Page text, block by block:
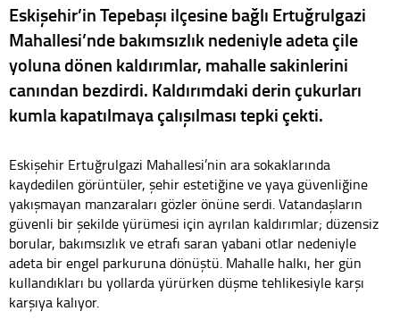
Eskişehir’in Tepebaşı ilçesine bağlı Ertuğrulgazi
Mahallesi’nde bakımsızlık nedeniyle adeta çile
yoluna dönen kaldırımlar, mahalle sakinlerini
canından bezdirdi. Kaldırımdaki derin çukurları
kumla kapatılmaya çalışılması tepki çekti.
Eskişehir Ertuğrulgazi Mahallesi’nin ara sokaklarında
kaydedilen görüntüler, şehir estetiğine ve yaya güvenliğine
yakışmayan manzaraları gözler önüne serdi. Vatandaşların
güvenli bir şekilde yürümesi için ayrılan kaldırımlar; düzensiz
borular, bakımsızlık ve etrafı saran yabani otlar nedeniyle
adeta bir engel parkuruna dönüştü. Mahalle halkı, her gün
kullandıkları bu yollarda yürürken düşme tehlikesiyle karşı
karşıya kalıyor.